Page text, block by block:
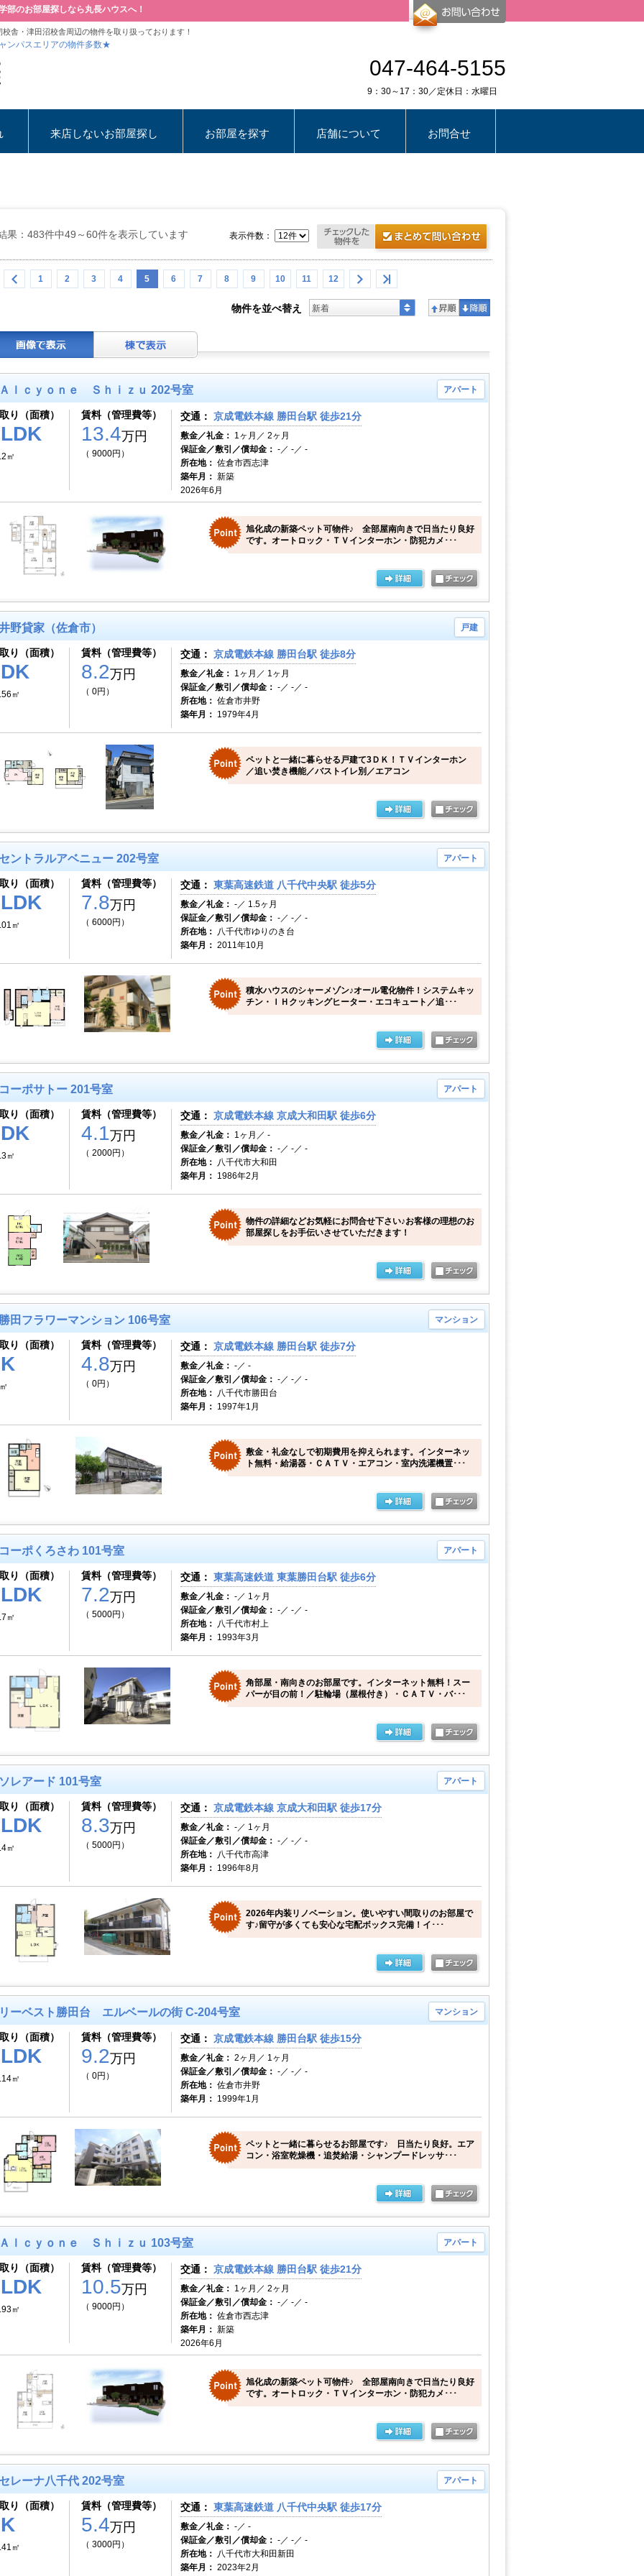
部のお部屋探しなら丸長ハウスへ！
舎・津田沼校舎周辺の物件を取り扱っております！
ンパスエリアの物件多数★
047-464-5155
9：30～17：30／定休日：水曜日
来店しないお部屋探し お部屋を探す 店舗について お問合せ
果：483件中49～60件を表示しています
1 2 3 4 5 6 7 8 9 10 11 12
表示件数：
物件を並べ替え 新着
ｌｃｙｏｎｅ Ｓｈｉｚｕ 202号室 アパート
り（面積）
㎡
賃料（管理費等）
13.4万円
（ 9000円）
交通： 京成電鉄本線 勝田台駅 徒歩21分
敷金／礼金： 1ヶ月／ 2ヶ月
保証金／敷引／償却金： -／ -／ -
所在地： 佐倉市西志津
築年月： 新築
2026年6月
旭化成の新築ペット可物件♪ 全部屋南向きで日当たり良好
です。オートロック・ＴＶインターホン・防犯カメ･･･
野貸家（佐倉市） 戸建
り（面積）
㎡
賃料（管理費等）
8.2万円
（ 0円）
交通： 京成電鉄本線 勝田台駅 徒歩8分
敷金／礼金： 1ヶ月／ 1ヶ月
保証金／敷引／償却金： -／ -／ -
所在地： 佐倉市井野
築年月： 1979年4月
ペットと一緒に暮らせる戸建て3ＤＫ！ＴＶインターホン
／追い焚き機能／バストイレ別／エアコン
ントラルアベニュー 202号室 アパート
り（面積）
㎡
賃料（管理費等）
7.8万円
（ 6000円）
交通： 東葉高速鉄道 八千代中央駅 徒歩5分
敷金／礼金： -／ 1.5ヶ月
保証金／敷引／償却金： -／ -／ -
所在地： 八千代市ゆりのき台
築年月： 2011年10月
積水ハウスのシャーメゾン♪オール電化物件！システムキッ
チン・ＩＨクッキングヒーター・エコキュート／追･･･
ーポサトー 201号室 アパート
り（面積）
㎡
賃料（管理費等）
4.1万円
（ 2000円）
交通： 京成電鉄本線 京成大和田駅 徒歩6分
敷金／礼金： 1ヶ月／ -
保証金／敷引／償却金： -／ -／ -
所在地： 八千代市大和田
築年月： 1986年2月
物件の詳細などお気軽にお問合せ下さい♪お客様の理想のお
部屋探しをお手伝いさせていただきます！
田フラワーマンション 106号室 マンション
り（面積） 賃料（管理費等）
4.8万円
（ 0円）
交通： 京成電鉄本線 勝田台駅 徒歩7分
敷金／礼金： -／ -
保証金／敷引／償却金： -／ -／ -
所在地： 八千代市勝田台
築年月： 1997年1月
敷金・礼金なしで初期費用を抑えられます。インターネッ
ト無料・給湯器・ＣＡＴＶ・エアコン・室内洗濯機置･･･
ーポくろさわ 101号室 アパート
り（面積）
㎡
賃料（管理費等）
7.2万円
（ 5000円）
交通： 東葉高速鉄道 東葉勝田台駅 徒歩6分
敷金／礼金： -／ 1ヶ月
保証金／敷引／償却金： -／ -／ -
所在地： 八千代市村上
築年月： 1993年3月
角部屋・南向きのお部屋です。インターネット無料！スー
パーが目の前！／駐輪場（屋根付き）・ＣＡＴＶ・バ･･･
レアード 101号室 アパート
り（面積）
㎡
賃料（管理費等）
8.3万円
（ 5000円）
交通： 京成電鉄本線 京成大和田駅 徒歩17分
敷金／礼金： -／ 1ヶ月
保証金／敷引／償却金： -／ -／ -
所在地： 八千代市高津
築年月： 1996年8月
2026年内装リノベーション。使いやすい間取りのお部屋で
す♪留守が多くても安心な宅配ボックス完備！イ･･･
ーベスト勝田台 エルベールの街 C-204号室 マンション
り（面積）
㎡
賃料（管理費等）
9.2万円
（ 0円）
交通： 京成電鉄本線 勝田台駅 徒歩15分
敷金／礼金： 2ヶ月／ 1ヶ月
保証金／敷引／償却金： -／ -／ -
所在地： 佐倉市井野
築年月： 1999年1月
ペットと一緒に暮らせるお部屋です♪ 日当たり良好。エア
コン・浴室乾燥機・追焚給湯・シャンプードレッサ･･･
ｌｃｙｏｎｅ Ｓｈｉｚｕ 103号室 アパート
り（面積）
㎡
賃料（管理費等）
10.5万円
（ 9000円）
交通： 京成電鉄本線 勝田台駅 徒歩21分
敷金／礼金： 1ヶ月／ 2ヶ月
保証金／敷引／償却金： -／ -／ -
所在地： 佐倉市西志津
築年月： 新築
2026年6月
旭化成の新築ペット可物件♪ 全部屋南向きで日当たり良好
です。オートロック・ＴＶインターホン・防犯カメ･･･
レーナ八千代 202号室 アパート
り（面積）
㎡
賃料（管理費等）
5.4万円
（ 3000円）
交通： 東葉高速鉄道 八千代中央駅 徒歩17分
敷金／礼金： -／ -
保証金／敷引／償却金： -／ -／ -
所在地： 八千代市大和田新田
築年月： 2023年2月